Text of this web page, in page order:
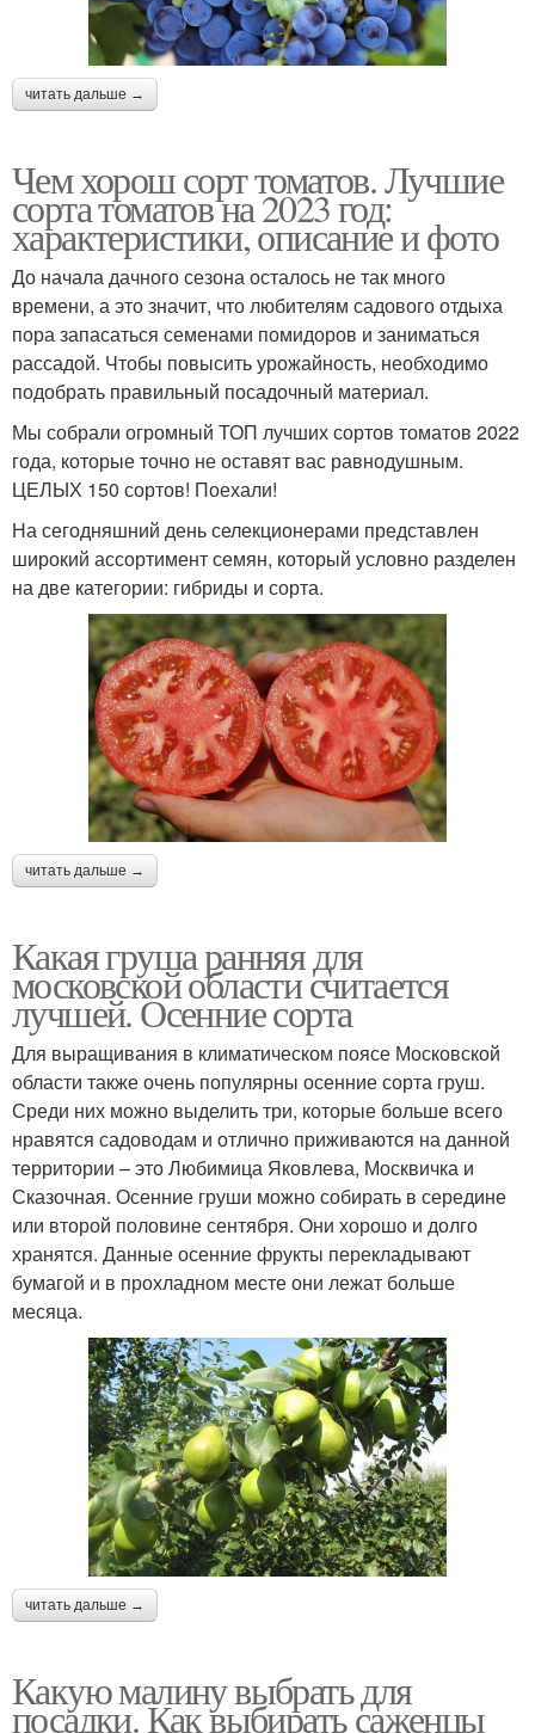
читать дальше →
Чем хорош сорт томатов. Лучшие
сорта томатов на 2023 год:
характеристики, описание и фото
До начала дачного сезона осталось не так много
времени, а это значит, что любителям садового отдыха
пора запасаться семенами помидоров и заниматься
рассадой. Чтобы повысить урожайность, необходимо
подобрать правильный посадочный материал.
Мы собрали огромный ТОП лучших сортов томатов 2022
года, которые точно не оставят вас равнодушным.
ЦЕЛЫХ 150 сортов! Поехали!
На сегодняшний день селекционерами представлен
широкий ассортимент семян, который условно разделен
на две категории: гибриды и сорта.
читать дальше →
Какая груша ранняя для
московской области считается
лучшей. Осенние сорта
Для выращивания в климатическом поясе Московской
области также очень популярны осенние сорта груш.
Среди них можно выделить три, которые больше всего
нравятся садоводам и отлично приживаются на данной
территории – это Любимица Яковлева, Москвичка и
Сказочная. Осенние груши можно собирать в середине
или второй половине сентября. Они хорошо и долго
хранятся. Данные осенние фрукты перекладывают
бумагой и в прохладном месте они лежат больше
месяца.
читать дальше →
Какую малину выбрать для
посадки. Как выбирать саженцы